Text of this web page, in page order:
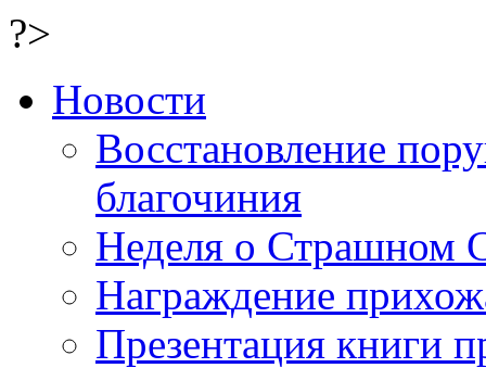
?>
Новости
Восстановление
благочиния
Неделя о Страшном
Награждение
Презентация книги